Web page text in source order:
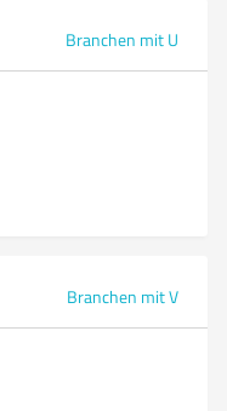
Branchen mit U
Branchen mit V